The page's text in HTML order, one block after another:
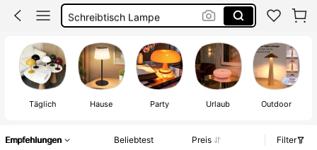
Schreibtisch Lampe
Lampe
Täglich Hause Party Urlaub Outdoor
Empfehlungen Beliebtest Preis
Filter